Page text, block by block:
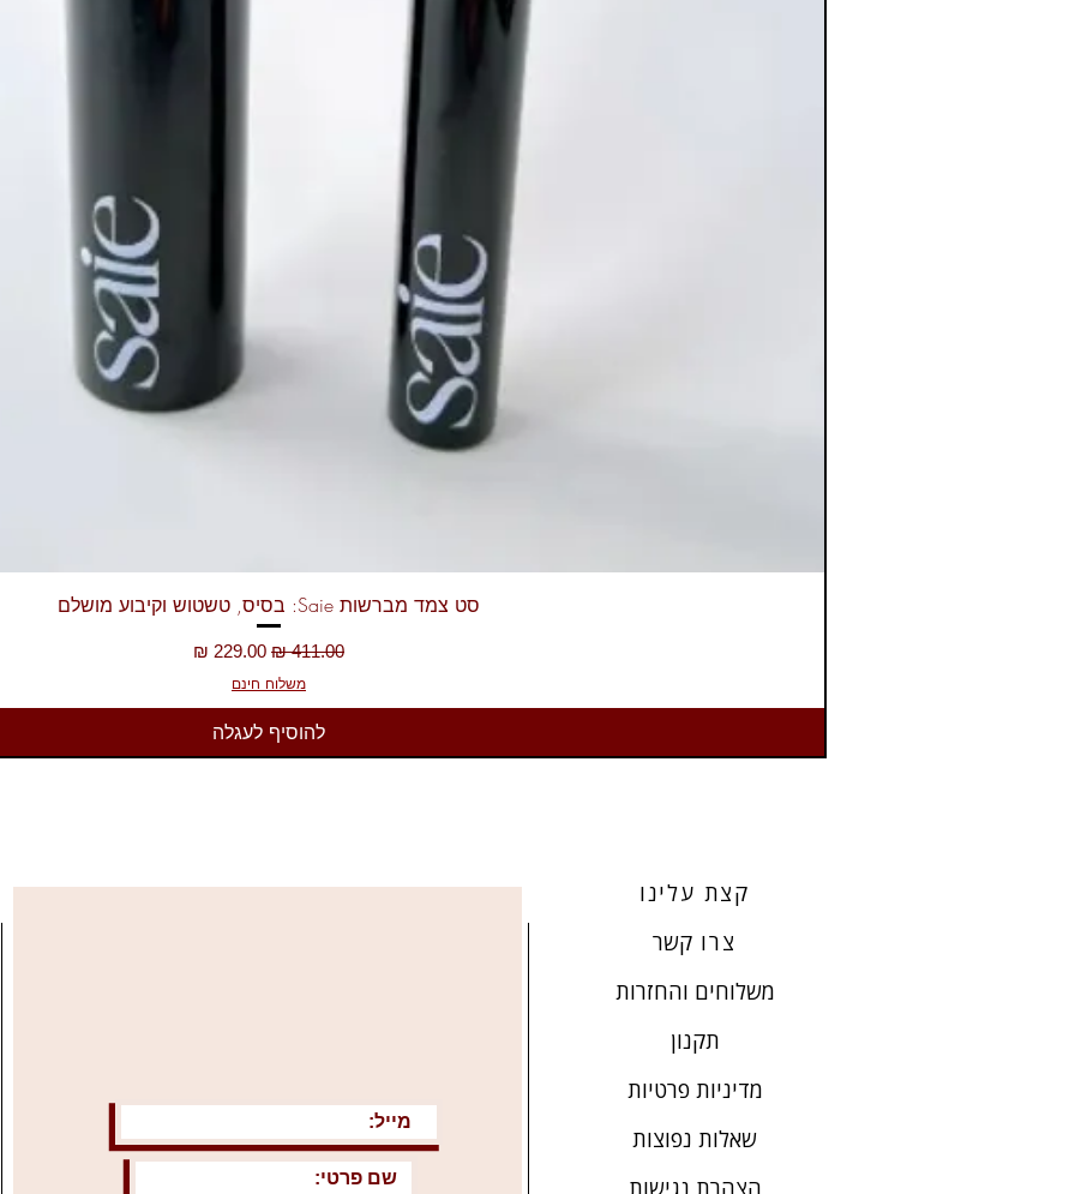
תצוגה מהירה סט צמד מברשות Saie: בסיס, טשטוש וקיבוע מושלם
מחיר רגיל מחיר מבצע
משלוח חינם
להוסיף לעגלה
קצת עלינו
צרו קשר
משלוחים והחזרות
תקנון
מדיניות פרטיות
שאלות נפוצות
הצהרת נגישות